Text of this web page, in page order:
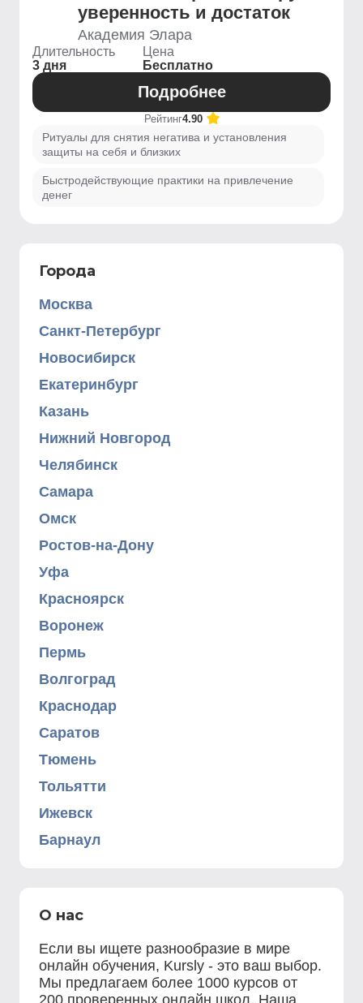
уверенность и достаток
Академия Элара
Длительность
3 дня
Цена
Бесплатно
Подробнее
Рейтинг4.90
Ритуалы для снятия негатива и установления
защиты на себя и близких
Быстродействующие практики на привлечение
денег
Города
Москва
Санкт-Петербург
Новосибирск
Екатеринбург
Казань
Нижний Новгород
Челябинск
Самара
Омск
Ростов-на-Дону
Уфа
Красноярск
Воронеж
Пермь
Волгоград
Краснодар
Саратов
Тюмень
Тольятти
Ижевск
Барнаул
О нас
Если вы ищете разнообразие в мире
онлайн обучения, Kursly - это ваш выбор.
Мы предлагаем более 1000 курсов от
200 проверенных онлайн школ. Наша